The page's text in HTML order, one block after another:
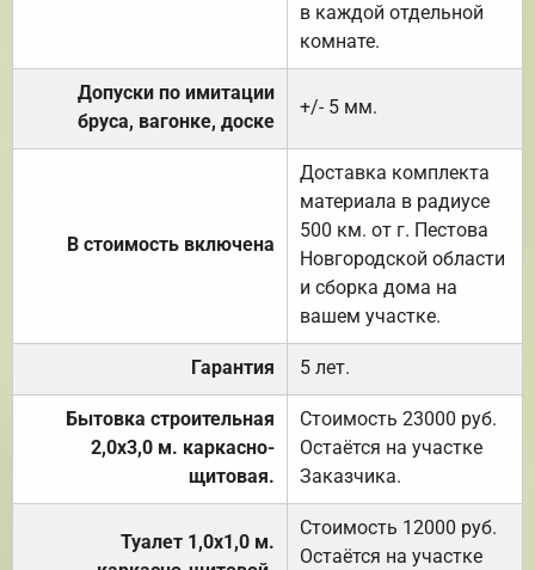
в каждой отдельной
комнате.
Допуски по имитации
бруса, вагонке, доске
+/- 5 мм.
В стоимость включена
Доставка комплекта
материала в радиусе
500 км. от г. Пестова
Новгородской области
и сборка дома на
вашем участке.
Гарантия 5 лет.
Бытовка строительная
2,0х3,0 м. каркасно-
щитовая.
Стоимость 23000 руб.
Остаётся на участке
Заказчика.
Туалет 1,0х1,0 м.
Стоимость 12000 руб.
Остаётся на участке